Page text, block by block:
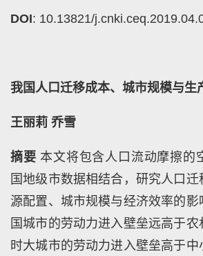
DOI: 10.13821/
我国人口迁移成本、城市规模与生
王丽莉 乔雪
摘要 本文将包含人口流动摩擦的
国地级市数据相结合，研究人口
源配置、城市规模与经济效率的
国城市的劳动力进入壁垒远高于农
时大城市的劳动力进入壁垒高于中